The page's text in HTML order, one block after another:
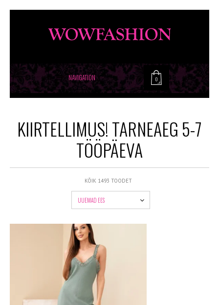
0
NAVIGATION
KIIRTELLIMUS! TARNEAEG 5-7
TÖÖPÄEVA
KÕIK 1493 TOODET
UUEMAD EES